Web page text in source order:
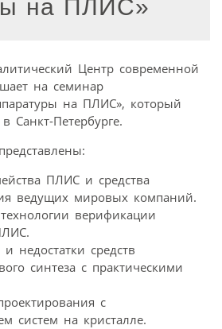
на ПЛИС»
Центр современной
на семинар
на ПЛИС», который
Санкт-Петербурге.
ПЛИС и средства
ведущих мировых компаний.
верификации
недостатки средств
синтеза с практическими
с
систем на кристалле.